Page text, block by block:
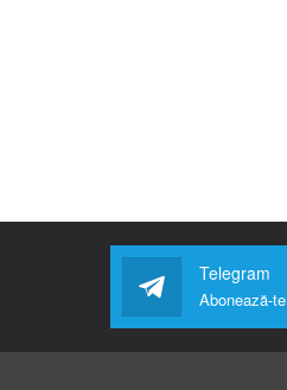
Telegram
Abonează-te